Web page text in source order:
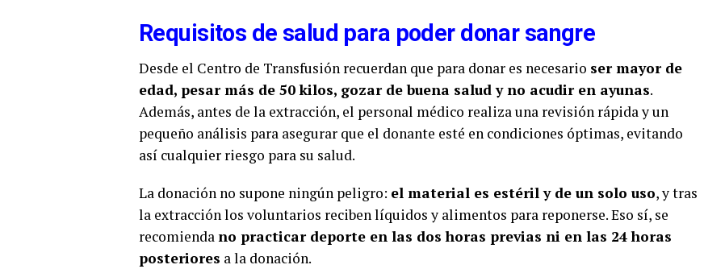
Requisitos de salud para poder donar sangre
Desde el Centro de Transfusión recuerdan que para donar es necesario ser mayor de
edad, pesar más de 50 kilos, gozar de buena salud y no acudir en ayunas.
Además, antes de la extracción, el personal médico realiza una revisión rápida y un
pequeño análisis para asegurar que el donante esté en condiciones óptimas, evitando
así cualquier riesgo para su salud.
La donación no supone ningún peligro: el material es estéril y de un solo uso, y tras
la extracción los voluntarios reciben líquidos y alimentos para reponerse. Eso sí, se
recomiendano practicar deporte en las dos horas previas ni en las 24 horas
posteriores a la donación.